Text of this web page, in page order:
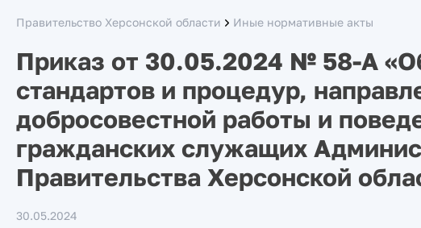
Правительство Херсонской области Иные нормативные акты
Приказ от 30.05.2024 № 58-А
стандартов и процедур,
добросовестной работы и
гражданских служащих
Правительства Херсонской
30.05.2024